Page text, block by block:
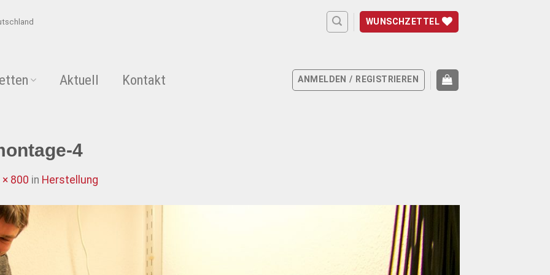
WUNSCHZETTEL
Aktuell Kontakt ANMELDEN / REGISTRIEREN
4
800 in Herstellung